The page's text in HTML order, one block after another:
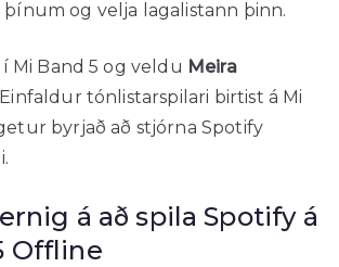
og velja lagalistann þinn.
Mi Band 5 og veldu Meira
tónlistarspilari birtist á Mi
byrjað að stjórna Spotify
á að spila Spotify á
Offline